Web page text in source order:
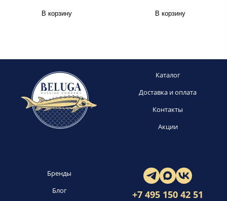
В корзину В корзину
Каталог
Доставка и оплата
Контакты
Акции
Бренды
Блог
+7 495 150 42 51